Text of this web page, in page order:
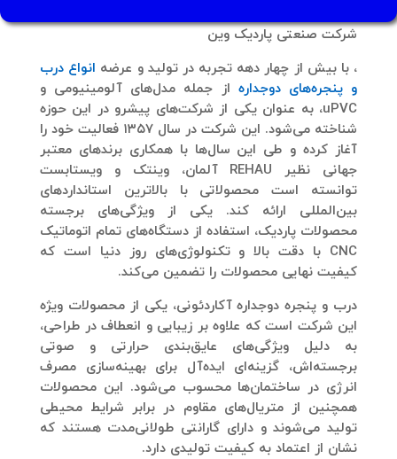
شرکت صنعتی پاردیک وین
، با بیش از چهار دهه تجربه در تولید و عرضه انواع درب
و پنجره‌های دوجداره از جمله مدل‌های آلومینیومی و
uPVC، به عنوان یکی از شرکت‌های پیشرو در این حوزه
شناخته می‌شود. این شرکت در سال ۱۳۵۷ فعالیت خود را
آغاز کرده و طی این سال‌ها با همکاری برندهای معتبر
جهانی نظیر REHAU آلمان، وینتک و ویستابست
توانسته است محصولاتی با بالاترین استانداردهای
بین‌المللی ارائه کند. یکی از ویژگی‌های برجسته
محصولات پاردیک، استفاده از دستگاه‌های تمام اتوماتیک
CNC با دقت بالا و تکنولوژی‌های روز دنیا است که
کیفیت نهایی محصولات را تضمین می‌کند.
درب و پنجره دوجداره آکاردئونی، یکی از محصولات ویژه
این شرکت است که علاوه بر زیبایی و انعطاف در طراحی،
به دلیل ویژگی‌های عایق‌بندی حرارتی و صوتی
برجسته‌اش، گزینه‌ای ایده‌آل برای بهینه‌سازی مصرف
انرژی در ساختمان‌ها محسوب می‌شود. این محصولات
همچنین از متریال‌های مقاوم در برابر شرایط محیطی
تولید می‌شوند و دارای گارانتی طولانی‌مدت هستند که
نشان از اعتماد به کیفیت تولیدی دارد.